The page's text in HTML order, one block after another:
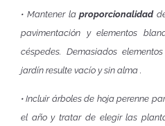
• Mantener laproporcionalidad
pavimentación y elementos
céspedes. Demasiados
jardín resulte vacío y sin alma .
• Incluir árboles de hoja perenne
el año y tratar de elegir las